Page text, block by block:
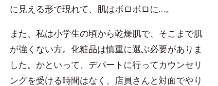
に見える形で現れて、肌はボロボロに…。
また、私は小学生の頃から乾燥肌で、そこまで肌
が強くない方。化粧品は慎重に選ぶ必要がありま
した。かといって、デパートに行ってカウンセリ
ングを受ける時間はなく、店員さんと対面でやり